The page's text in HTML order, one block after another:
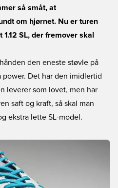
så småt, at
om hjørnet. Nu er turen
SL, der fremover skal
den eneste støvle på
power. Det har den imidlertid
leverer som lovet, men har
saft og kraft, så skal man
ekstra lette SL-model.